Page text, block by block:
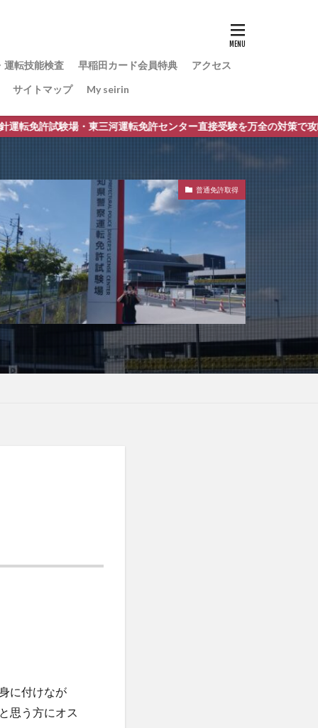
運転技能検査 早稲田カード会員特典
アクセス
サイトマップ
My seirin
運転免許センター直接受験を万全の対策で攻略。 取得時講習免
普通免許取得
に付けなが
思う方にオス